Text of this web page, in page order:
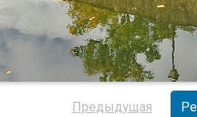
Предыдущая